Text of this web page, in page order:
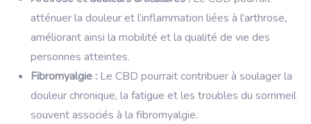
atténuer la douleur et l’inflammation liées à l’arthrose,
améliorant ainsi la mobilité et la qualité de vie des
personnes atteintes.
Fibromyalgie : Le CBD pourrait contribuer à soulager la
douleur chronique, la fatigue et les troubles du sommeil
souvent associés à la fibromyalgie.